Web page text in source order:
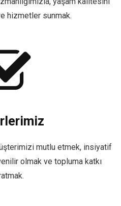
hizmetler sunmak.
mutlu etmek, insiyatif
olmak ve topluma katkı